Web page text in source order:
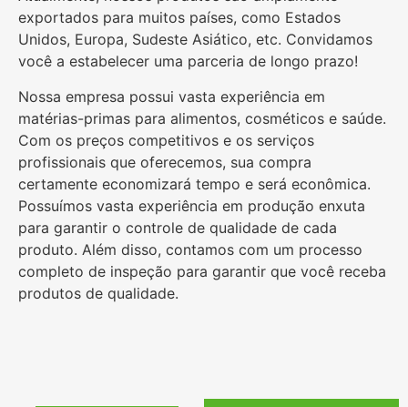
exportados para muitos países, como Estados
Unidos, Europa, Sudeste Asiático, etc. Convidamos
você a estabelecer uma parceria de longo prazo!
Nossa empresa possui vasta experiência em
matérias-primas para alimentos, cosméticos e saúde.
Com os preços competitivos e os serviços
profissionais que oferecemos, sua compra
certamente economizará tempo e será econômica.
Possuímos vasta experiência em produção enxuta
para garantir o controle de qualidade de cada
produto. Além disso, contamos com um processo
completo de inspeção para garantir que você receba
produtos de qualidade.